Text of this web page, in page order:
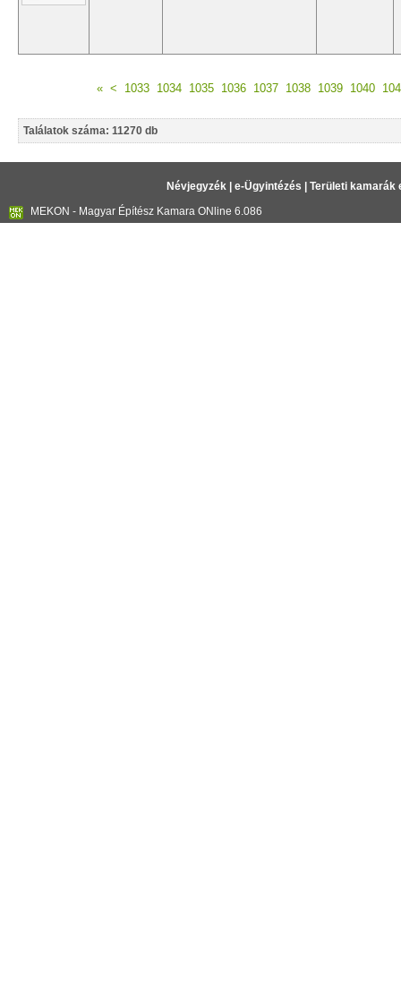
« < 1033 1034 1035 1036 1037 1038 1039 1040
Találatok száma: 11270 db
Névjegyzék| e-Ügyintézés
Területi kamarák
MEKON - Magyar Építész Kamara ONline 6.086